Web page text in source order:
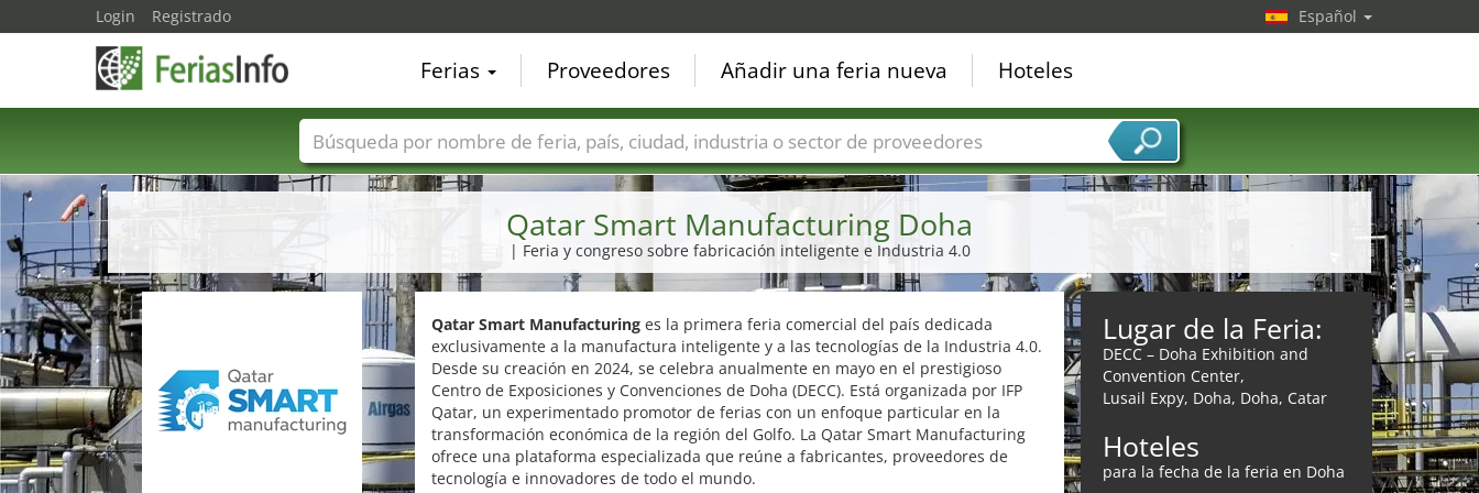
Qatar Smart Manufacturing Doha
| Feria y congreso sobre fabricación inteligente e Industria 4.0
Qatar Smart Manufacturinges la primera feria comercial del país dedicada
exclusivamente a la manufactura inteligente y a las tecnologías de la Industria 4.0.
Desde su creación en 2024, se celebra anualmente en mayo en el prestigioso
Centro de Exposiciones y Convenciones de Doha (DECC). Está organizada por IFP
Qatar, un experimentado promotor de ferias con un enfoque particular en la
transformación económica de la región del Golfo. La Qatar Smart Manufacturing
ofrece una plataforma especializada que reúne a fabricantes, proveedores de
tecnología e innovadores de todo el mundo.
Lugar de la Feria:
DECC – Doha Exhibition and
Convention Center,
Lusail Expy, Doha, Doha, Catar
Hoteles
para la fecha de la feria en Doha
Login Registrado Español
Ferias Proveedores Añadir una feria nueva Hoteles
Nombres de ferias Países Ciudades Sectores de ferias Sectores de proveedor de servicios